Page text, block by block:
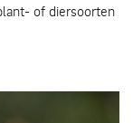
of diersoorten